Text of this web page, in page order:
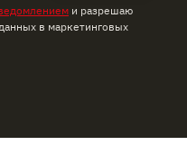
и разрешаю
в маркетинговых